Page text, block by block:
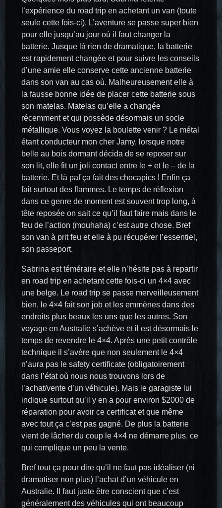
l’expérience du road trip en achetant un van (toute
seule cette fois-ci). L’aventure se passe super bien
pour elle jusqu’au jour où il faut changer la
batterie. Jusque là rien de dramatique, la batterie
est rapidement changée et pour suivre les conseils
d’une amie elle conserve cette ancienne batterie
dans son van au cas où. Malheureusement elle à
la fausse bonne idée de placer cette batterie sous
son matelas. Matelas qu’elle a changée
récemment et qui possède désormais un socle
métallique. Vous voyez la boulette venir ? Le métal
étant conducteur mon cher Jamy, lorsque notre
belle au bois dormant décida de se reposer sur
son lit, elle fit un joli contact entre le + et le – de la
batterie. Et là paf ça fait des chocapics ! Enfin ça
fait surtout des flammes. Le temps de réflexion
dans ce genre de moment est souvent trop long, à
tête reposée on sait ce qu’il faut faire mais dans le
feu de l’action (mouhaha) c’est autre chose. Bref
son van à prit feu et elle à pu récupérer l’essentiel,
son passeport.
Sabrina est téméraire et elle n’hésite pas à repartir
en road trip en achetant cette fois-ci un 4×4 avec
une belge. Le road trip se passe merveilleusement
bien, le 4×4 fait son job et les emmènes dans des
endroits plus beaux les uns que les autres. Son
voyage en Australie s’achève et il est désormais le
temps de revendre le 4×4. Après une petit contrôle
technique il s’avère que non seulement le 4×4
n’aura pas le safety certificate (obligatoirement
dans l’état où nous nous trouvons lors de
l’achat/vente d’un véhicule). Mais le garagiste lui
indique surtout qu’il y en a pour environ $2000 de
réparation pour avoir ce certificat et que même
avec tout ça c’est pas gagné. De plus la batterie
vient de lâcher du coup le 4×4 ne démarre plus, ce
qui complique un peu la vente.
Bref tout ça pour dire qu’il ne faut pas idéaliser (ni
dramatiser non plus) l’achat d’un véhicule en
Australie. Il faut juste être conscient que c’est
généralement des véhicules qui ont beaucoup